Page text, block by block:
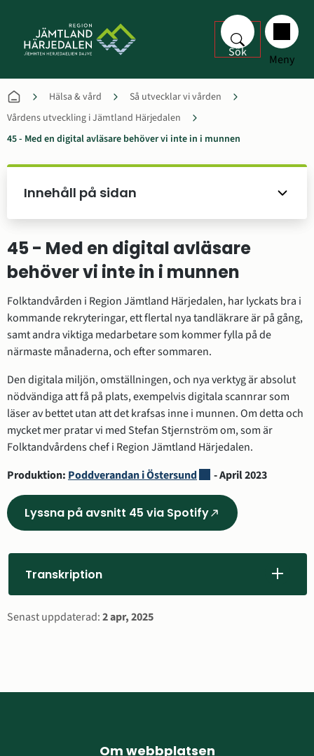
Sök Meny
Hälsa & vård
Så utvecklar vi vården
Vårdens utveckling i Jämtland Härjedalen
45 - Med en digital avläsare behöver vi inte in i munnen
Innehåll på sidan
45 - Med en digital avläsare
behöver vi inte in i munnen
Folktandvården i Region Jämtland Härjedalen, har lyckats bra i
kommande rekryteringar, ett flertal nya tandläkrare är på gång,
samt andra viktiga medarbetare som kommer fylla på de
närmaste månaderna, och efter sommaren.
Den digitala miljön, omställningen, och nya verktyg är absolut
nödvändiga att få på plats, exempelvis digitala scannrar som
läser av bettet utan att det krafsas inne i munnen. Om detta och
mycket mer pratar vi med Stefan Stjernström om, som är
Folktandvårdens chef i Region Jämtland Härjedalen.
Produktion: Poddverandan i ÖstersundLänk till annan
- April 2023
Lyssna på avsnitt 45 via Spotify
(Länk
annan
nytt
Transkription
Sidinformation
Senast uppdaterad:2 apr, 2025
Om webbplatsen